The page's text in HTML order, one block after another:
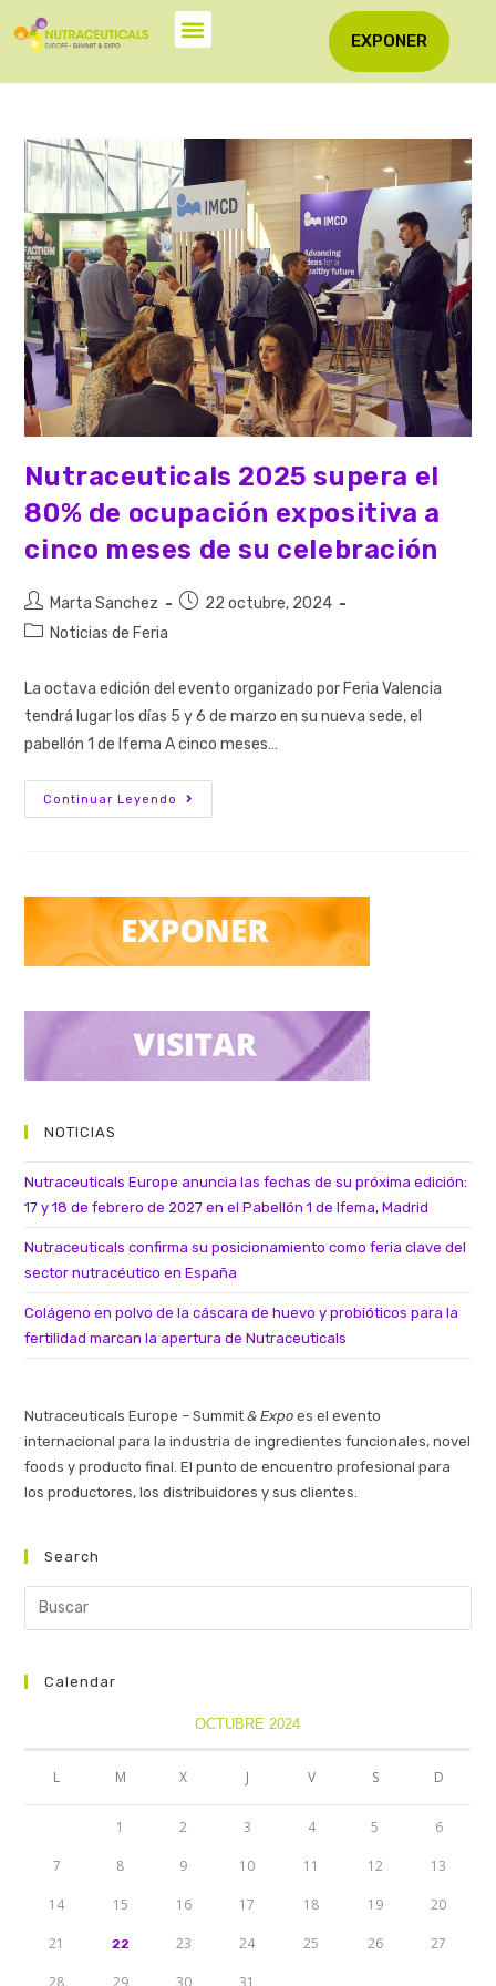
EXPONER
Nutraceuticals 2025 supera el
80% de ocupación expositiva a
cinco meses de su celebración
Marta Sanchez
22 octubre, 2024
Noticias de Feria
La octava edición del evento organizado por Feria Valencia
tendrá lugar los días 5 y 6 de marzo en su nueva sede, el
pabellón 1 de Ifema A cinco meses…
Continuar Leyendo
NOTICIAS
Nutraceuticals Europe anuncia las fechas de su próxima edición:
17 y 18 de febrero de 2027 en el Pabellón 1 de Ifema, Madrid
Nutraceuticals confirma su posicionamiento como feria clave del
sector nutracéutico en España
Colágeno en polvo de la cáscara de huevo y probióticos para la
fertilidad marcan la apertura de Nutraceuticals
Nutraceuticals Europe – Summit& Expo es el evento
internacional para la industria de ingredientes funcionales, novel
foods y producto final. El punto de encuentro profesional para
los productores, los distribuidores y sus clientes.
Search
Calendar
OCTUBRE 2024
L M X J V S D
1 2 3 4 5 6
7 8 9 10 11 12 13
14 15 16 17 18 19 20
21 22 23 24 25 26 27
28 29 30 31